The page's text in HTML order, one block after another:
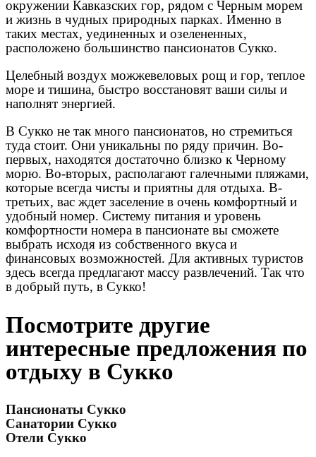
окружении Кавказских гор, рядом с Черным морем
и жизнь в чудных природных парках. Именно в
таких местах, уединенных и озелененных,
расположено большинство пансионатов Сукко.
Целебный воздух можжевеловых рощ и гор, теплое
море и тишина, быстро восстановят ваши силы и
наполнят энергией.
В Сукко не так много пансионатов, но стремиться
туда стоит. Они уникальны по ряду причин. Во-
первых, находятся достаточно близко к Черному
морю. Во-вторых, располагают галечными пляжами,
которые всегда чисты и приятны для отдыха. В-
третьих, вас ждет заселение в очень комфортный и
удобный номер. Систему питания и уровень
комфортности номера в пансионате вы сможете
выбрать исходя из собственного вкуса и
финансовых возможностей. Для активных туристов
здесь всегда предлагают массу развлечений. Так что
в добрый путь, в Сукко!
Посмотрите другие
интересные предложения по
отдыху в Сукко
Пансионаты Сукко
Санатории Сукко
Отели Сукко